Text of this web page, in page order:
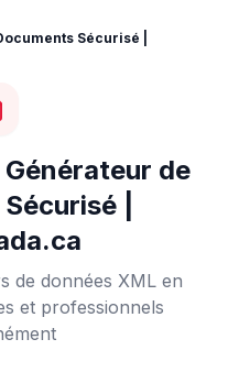
Sécurisé |
de
|
de données XML en
et professionnels